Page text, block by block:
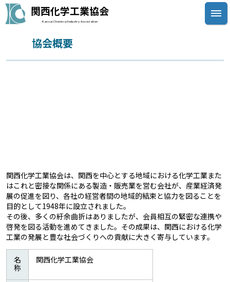
関西化学工業協会
Kansai Chemical Industry Association
協会概要
関西化学工業協会は、関西を中心とする地域における化学工業また
はこれと密接な関係にある製造・販売業を営む会社が、産業経済発
展の促進を図り、各社の経営者間の地域的結束と協力を図ることを
目的として1948年に設立されました。
その後、多くの紆余曲折はありましたが、会員相互の緊密な連携や
啓発を図る活動を進めてきました。その成果は、関西における化学
工業の発展と豊な社会づくりへの貢献に大きく寄与しています。
名
称
関西化学工業協会